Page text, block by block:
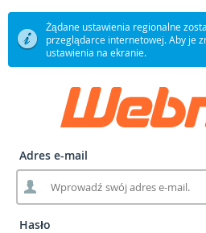
Żądane ustawienia regionalne
przeglądarce internetowej. Aby je
ustawienia na ekranie.
Adres e-mail
Hasło